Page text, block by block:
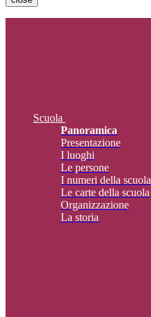
Scuola
Panoramica
Presentazione
I luoghi
Le persone
I numeri della scuola
Le carte della scuola
Organizzazione
La storia